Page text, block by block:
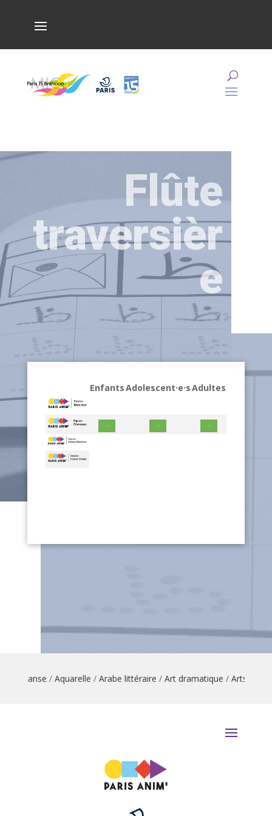
Flûte
traversièr
e
EnfantsAdolescent·e·sAdultes
danse/ Aquarelle/ Arabe littéraire/ Art dramatique/ Arts du